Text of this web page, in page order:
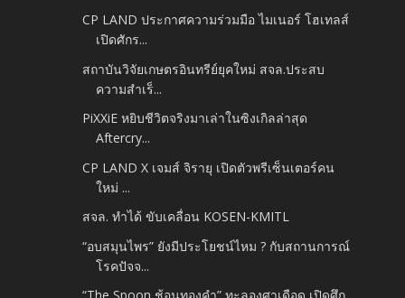
CP LAND ประกาศความร่วมมือ ไมเนอร์ โฮเทลส์
เปิดศักร...
สถาบันวิจัยเกษตรอินทรีย์ยุคใหม่ สจล.ประสบ
ความสำเร็...
PiXXiE หยิบชีวิตจริงมาเล่าในซิงเกิลล่าสุด
Aftercry...
CP LAND X เจมส์ จิรายุ เปิดตัวพรีเซ็นเตอร์คน
ใหม่ ...
สจล. ทำได้ ขับเคลื่อน KOSEN-KMITL
“อบสมุนไพร” ยังมีประโยชน์ไหม ? กับสถานการณ์
โรคปัจจ...